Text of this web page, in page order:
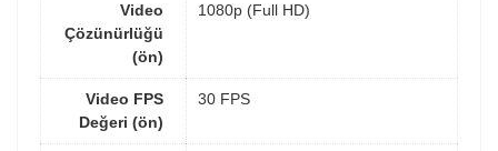
Video
Çözünürlüğü
(ön)
1080p (Full HD)
Video FPS
Değeri (ön)
30 FPS